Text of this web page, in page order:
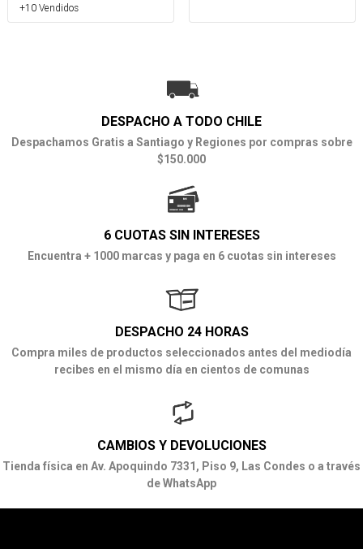
+10 Vendidos
DESPACHO A TODO CHILE
Despachamos Gratis a Santiago y Regiones por compras sobre
$150.000
6 CUOTAS SIN INTERESES
Encuentra + 1000 marcas y paga en 6 cuotas sin intereses
DESPACHO 24 HORAS
Compra miles de productos seleccionados antes del mediodía
recibes en el mismo día en cientos de comunas
CAMBIOS Y DEVOLUCIONES
Tienda física en Av. Apoquindo 7331, Piso 9, Las Condes o a través
de WhatsApp